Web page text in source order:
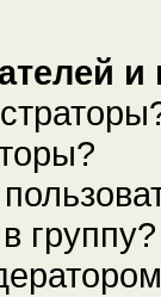
и
группу?